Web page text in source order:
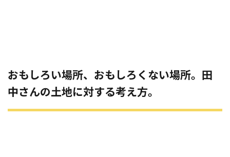
おもしろい場所、おもしろくない場所。田
中さんの土地に対する考え方。